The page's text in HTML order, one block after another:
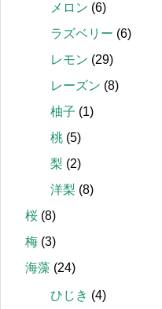
メロン (6)
ラズベリー (6)
レモン (29)
レーズン (8)
柚子 (1)
桃 (5)
梨 (2)
洋梨 (8)
桜 (8)
梅 (3)
海藻 (24)
ひじき (4)